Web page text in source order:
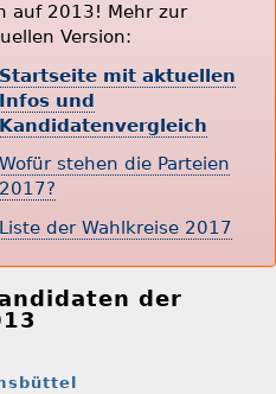
auf 2013! Mehr zur
Version:
Startseite mit aktuellen
Infos und
Kandidatenvergleich
Wofür stehen die Parteien
2017?
Liste der Wahlkreise 2017
der